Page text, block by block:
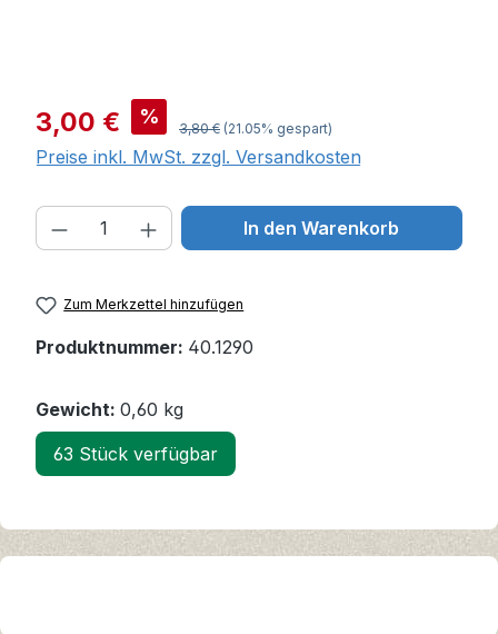
Verkaufspreis:
3,00 € % Regulärer Preis:
3,80 € (21.05% gespart)
Preise inkl. MwSt. zzgl. Versandkosten
Produkt Anzahl: Gib den
In den Warenkorb
Zum Merkzettel hinzufügen
Produktnummer: 40.1290
Gewicht: 0,60 kg
63 Stück verfügbar